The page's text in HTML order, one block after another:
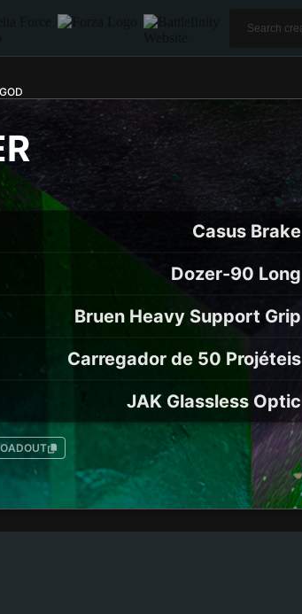
Casus Brake
Dozer-90 Long
Bruen Heavy Support Grip
Carregador de 50 Projéteis
JAK Glassless Optic